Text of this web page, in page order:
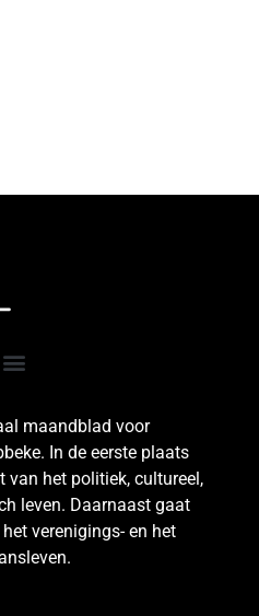
maandblad voor
In de eerste plaats
van het politiek, cultureel,
leven. Daarnaast gaat
verenigings- en het